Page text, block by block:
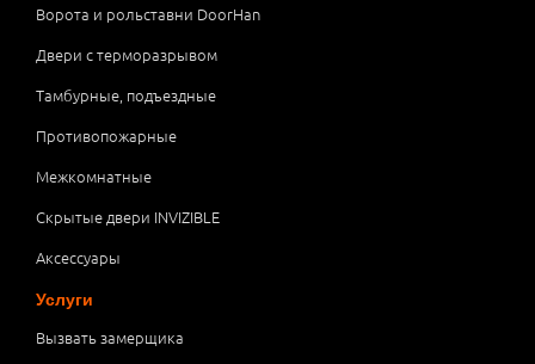
Ворота и рольставни DoorHan
Двери с терморазрывом
Тамбурные, подъездные
Противопожарные
Межкомнатные
Скрытые двери INVIZIBLE
Аксессуары
Услуги
Вызвать замерщика